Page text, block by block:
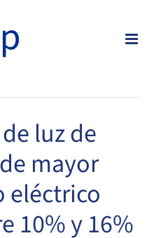
luz de
mayor
eléctrico
10% y 16%